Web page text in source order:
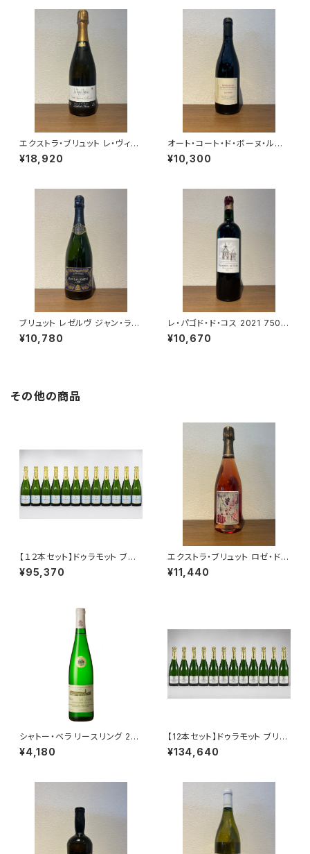
エクストラ・ブリュット レ・ヴィー
ニュ・ドートルフォワ 2021 ラエ
ルト・フレール シャンパーニュ ム
¥18,920
オート・コート・ド・ボーヌ・ルー
ジュ レ・コテ 2022 ドメーヌ・
ド・カシオペ 赤ワイン ブルゴー
¥10,300
ブリュット レゼルヴ ジャン・ラル
マン シャンパーニュ ヴェルズネ
イ 750ml
¥10,780
レ・パゴド・ド・コス 2021 750m
l¥10,670
その他の商品
【１２本セット】ドゥラモット ブリ
ュット NV シャンパーニュ 750
ml
¥95,370
エクストラ・ブリュット ロゼ・ド・
ムニエ NV ラエルト・フレール
ロゼ シャンパーニュ 750ml
¥11,440
シャトー・ベラ リースリング 202
3 エゴン・ミュラー 白ワイン ス
ロヴァキア 750ml
¥4,180
【12本セット】ドゥラモット ブリュ
ット ブラン ド ブラン NV 750ml
シャンパーニュ フランス シャル
¥134,640